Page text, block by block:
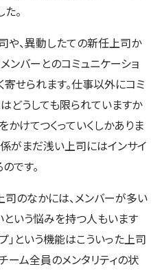
。
や、異動したての新任上司か
ンバーとのコミュニケーショ
寄せられます。仕事以外にコミ
どうしても限られていますか
かけてつくっていくしかありま
係がまだ浅い上司にはインサイ
です。
司のなかには、メンバーが多い
いう悩みを持つ人もいます
」という機能はこういった上司
ーム全員のメンタリティの状